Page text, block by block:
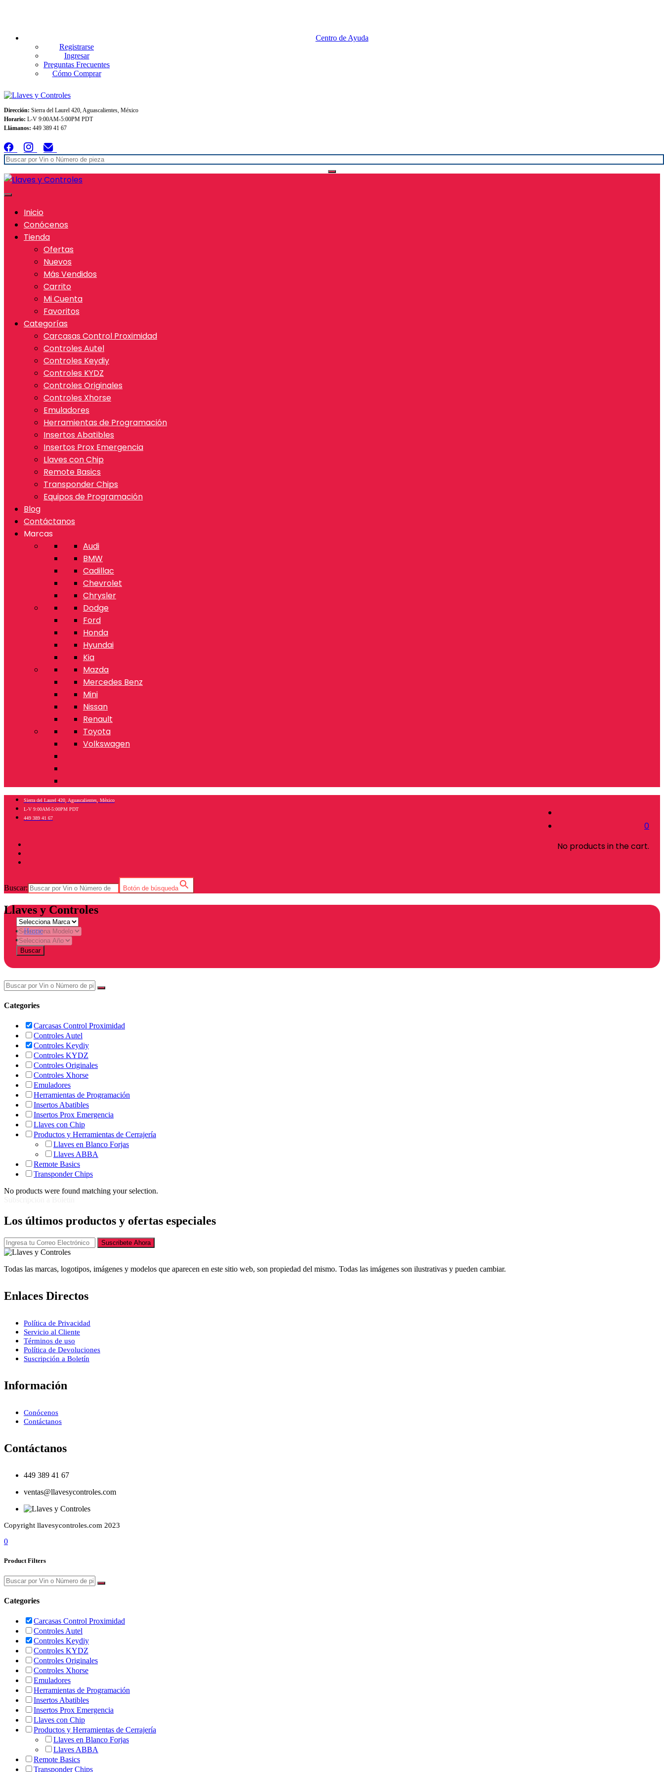
Centro de Ayuda
Registrarse
Ingresar
Preguntas Frecuentes
Cómo Comprar
Dirección: Sierra del Laurel 420, Aguascalientes, México
Horario: L-V 9:00AM-5:00PM PDT
Llámanos: 449 389 41 67
Inicio
Conócenos
Tienda
Ofertas
Nuevos
Más Vendidos
Carrito
Mi Cuenta
Favoritos
Categorías
Carcasas Control Proximidad
Controles Autel
Controles Keydiy
Controles KYDZ
Controles Originales
Controles Xhorse
Emuladores
Herramientas de Programación
Insertos Abatibles
Insertos Prox Emergencia
Llaves con Chip
Remote Basics
Transponder Chips
Equipos de Programación
Blog
Contáctanos
Marcas
Audi
BMW
Cadillac
Chevrolet
Chrysler
Dodge
Ford
Honda
Hyundai
Kia
Mazda
Mercedes Benz
Mini
Nissan
Renault
Toyota
Volkswagen
0
No products in the cart.
Sierra del Laurel 420, Aguascalientes, México
L-V 9:00AM-5:00PM PDT
449 389 41 67
Buscar: Botón de búsqueda
Llaves y Controles
Home
Tienda
Buscar
Categories
Carcasas Control Proximidad
Controles Autel
Controles Keydiy
Controles KYDZ
Controles Originales
Controles Xhorse
Emuladores
Herramientas de Programación
Insertos Abatibles
Insertos Prox Emergencia
Llaves con Chip
Productos y Herramientas de Cerrajería
Llaves en Blanco Forjas
Llaves ABBA
Remote Basics
Transponder Chips
No products were found matching your selection.
Los últimos productos y ofertas especiales
Suscribete Ahora
Todas las marcas, logotipos, imágenes y modelos que aparecen en este sitio web, son propiedad del mismo. Todas las imágenes son ilustrativas y pueden cambiar.
Enlaces Directos
Política de Privacidad
Servicio al Cliente
Términos de uso
Política de Devoluciones
Suscripción a Boletín
Información
Conócenos
Contáctanos
Contáctanos
449 389 41 67
ventas@llavesycontroles.com
Copyright llavesycontroles.com 2023
0
Product Filters
Categories
Carcasas Control Proximidad
Controles Autel
Controles Keydiy
Controles KYDZ
Controles Originales
Controles Xhorse
Emuladores
Herramientas de Programación
Insertos Abatibles
Insertos Prox Emergencia
Llaves con Chip
Productos y Herramientas de Cerrajería
Llaves en Blanco Forjas
Llaves ABBA
Remote Basics
Transponder Chips